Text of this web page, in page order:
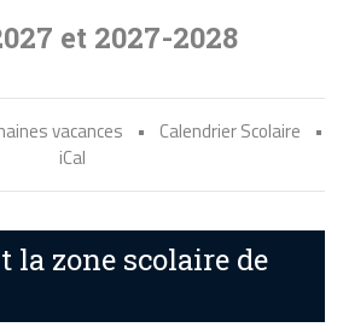
et 2027-2028
vacances • Calendrier Scolaire
•
iCal
la zone scolaire de